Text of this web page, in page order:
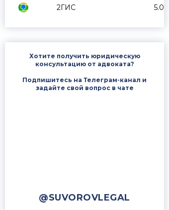
2ГИС 5.0
Хотите получить юридическую
консультацию от адвоката?
Подпишитесь на Телеграм-канал и
задайте свой вопрос в чате
@SUVOROVLEGAL